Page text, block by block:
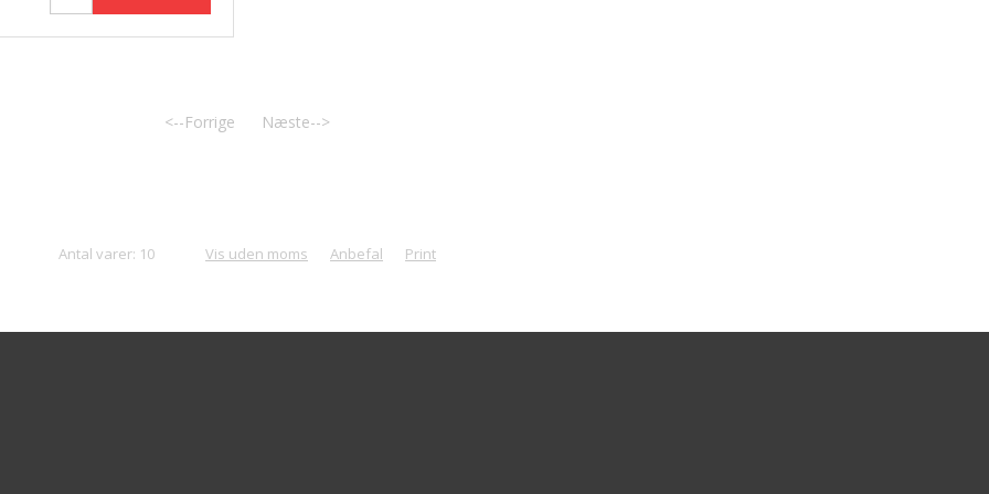
<--Forrige Næste-->
Antal varer: 10 Vis uden moms Anbefal Print